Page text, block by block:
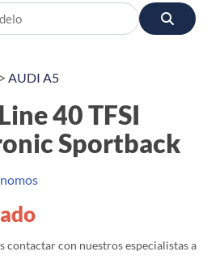
> AUDI A5
40 TFSI
Sportback
contactar con nuestros especialistas a